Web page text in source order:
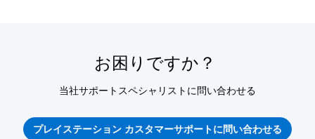
お困りですか？
当社サポートスペシャリストに問い合わせる
プレイステーション カスタマーサポートに問い合わせる